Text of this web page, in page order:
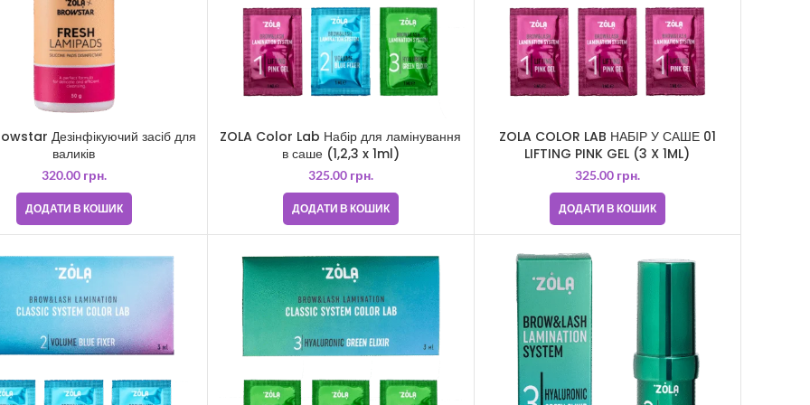
Дезінфікуючий засіб для
валиків
320.00 грн.
ДОДАТИ В КОШИК
ZOLA Color Lab Набір для ламінування
в саше (1,2,3 x 1ml)
325.00 грн.
ДОДАТИ В КОШИК
ZOLA COLOR LAB НАБІР У САШЕ 01
LIFTING PINK GEL (3 X 1ML)
325.00 грн.
ДОДАТИ В КОШИК